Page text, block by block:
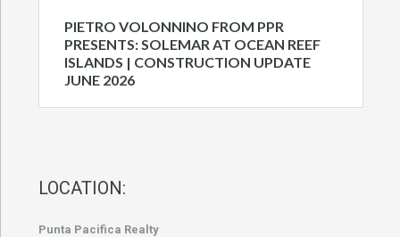
PIETRO VOLONNINO FROM PPR
PRESENTS: SOLEMAR AT OCEAN REEF
ISLANDS | CONSTRUCTION UPDATE
JUNE 2026
LOCATION:
Punta Pacifica Realty